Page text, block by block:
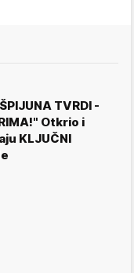
TVRDI -
Otkrio i
KLJUČNI